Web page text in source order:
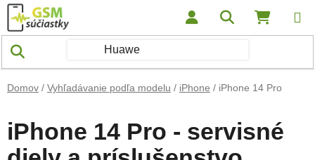
Prejsť na obsah Hľadať
Domov / Vyhľadávanie podľa modelu / iPhone / iPhone 14 Pro
iPhone 14 Pro - servisné